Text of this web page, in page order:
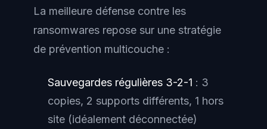
La meilleure défense contre les
ransomwares repose sur une stratégie
de prévention multicouche :
Sauvegardes régulières 3-2-1 : 3
copies, 2 supports différents, 1 hors
site (idéalement déconnectée)